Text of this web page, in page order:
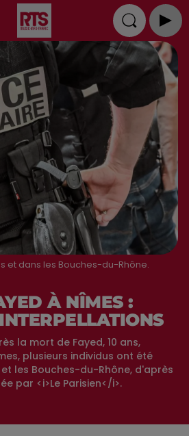
et dans les Bouches-du-Rhône.
À NÎMES :
la mort de Fayed, 10 ans,
plusieurs individus ont été
les Bouches-du-Rhône, d'après
par <i>Le Parisien</i>.